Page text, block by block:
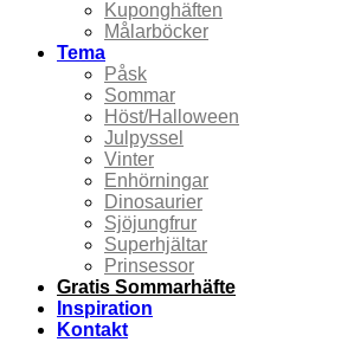
Kuponghäften
Målarböcker
Tema
Påsk
Sommar
Höst/Halloween
Julpyssel
Vinter
Enhörningar
Dinosaurier
Sjöjungfrur
Superhjältar
Prinsessor
Gratis Sommarhäfte
Inspiration
Kontakt